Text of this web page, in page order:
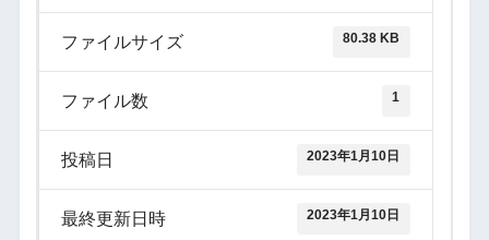
ファイルサイズ 80.38 KB
ファイル数 1
投稿日 2023年1月10日
最終更新日時 2023年1月10日